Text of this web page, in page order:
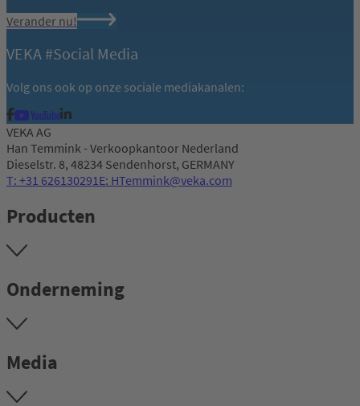
Verander nu!
VEKA #Social Media
Volg ons ook op onze sociale mediakanalen:
VEKA AG
Han Temmink - Verkoopkantoor Nederland
Dieselstr. 8, 48234 Sendenhorst, GERMANY
T: +31 626130291 E: HTemmink@veka.com
Producten
Onderneming
Media